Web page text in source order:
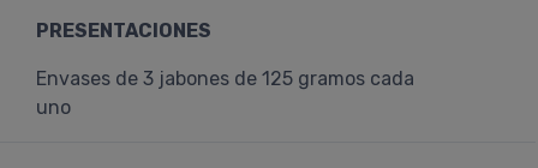
PRESENTACIONES
Envases de 3 jabones de 125 gramos cada
uno